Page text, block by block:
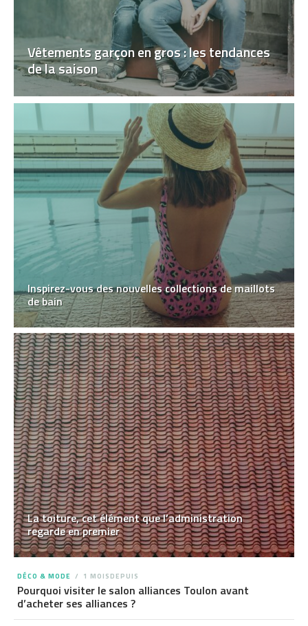
Vêtements garçon en gros : les tendances
de la saison
Inspirez-vous des nouvelles collections de maillots
de bain
La toiture, cet élément que l’administration
regarde en premier
DÉCO & MODE 1 MOISDEPUIS
Pourquoi visiter le salon alliances Toulon avant
d’acheter ses alliances ?